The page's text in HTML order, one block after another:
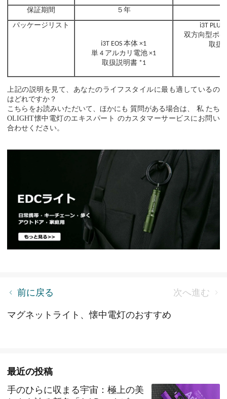
保証期間 ５年
パッケージリスト
i3T EOS 本体 ×1
単 4 アルカリ電池 ×1
取扱説明書 *1
i3T PLUS
双方向型ポ
取扱
上記の説明を見て、あなたのライフスタイルに最も適しているの
はどれですか？
こちらをお読みいただいて、ほかにも 質問がある場合は、 私 たち
OLIGHT懐中電灯のエキスパート のカスタマーサービスにお問い
合わせください。
前に戻る 次へ進む
【新製品ニュース】2月春得 キャンペーン・新作紹
マグネットライト、懐中電灯のおすすめ
最近の投稿
手のひらに収まる宇宙：極上の美